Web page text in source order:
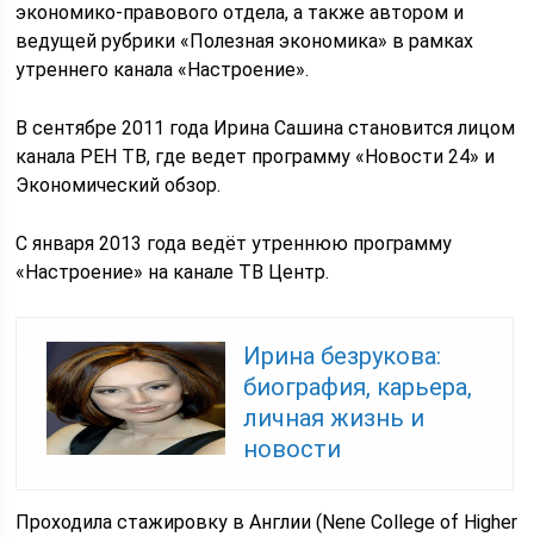
экономико-правового отдела, а также автором и
ведущей рубрики «Полезная экономика» в рамках
утреннего канала «Настроение».
В сентябре 2011 года Ирина Сашина становится лицом
канала РЕН ТВ, где ведет программу «Новости 24» и
Экономический обзор.
С января 2013 года ведёт утреннюю программу
«Настроение» на канале ТВ Центр.
Ирина безрукова:
биография, карьера,
личная жизнь и
новости
Проходила стажировку в Англии (Nene College of Higher